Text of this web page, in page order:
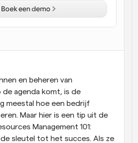
oproepen
en herinneringen
binnen enkele minuten
Links
met meerdere mensen
en beheren van
agenda komt, is de
meestal hoe een bedrijf
Maar hier is een tip uit de
Management 101:
sleutel tot het succes. Als ze
Boek een demo